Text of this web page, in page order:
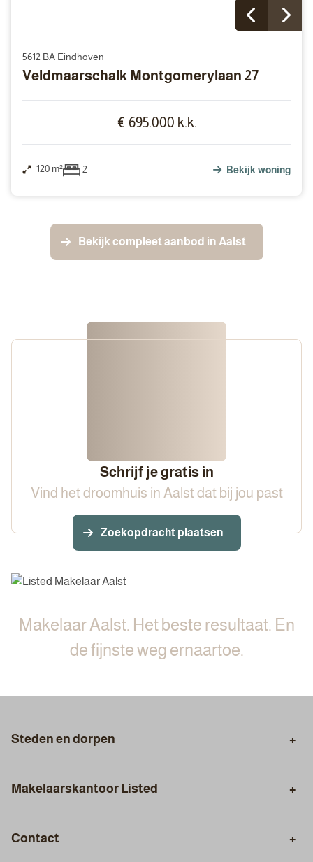
5612 BA Eindhoven
Veldmaarschalk Montgomerylaan 27
€ 695.000 k.k.
120 m² 2 Bekijk woning
Bekijk compleet aanbod in Aalst
Schrijf je gratis in
Vind het droomhuis in Aalst dat bij jou past
Zoekopdracht plaatsen
Makelaar Aalst. Het beste resultaat. En
de fijnste weg ernaartoe.
Steden en dorpen
Makelaarskantoor Listed
Contact